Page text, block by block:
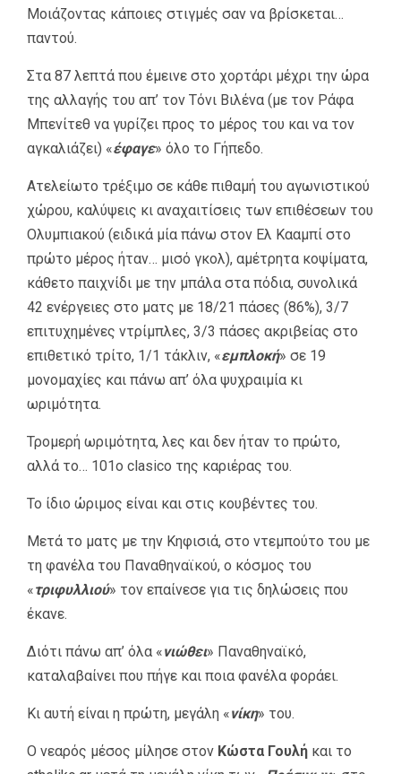
Μοιάζοντας κάποιες στιγμές σαν να βρίσκεται…
παντού.
Στα 87 λεπτά που έμεινε στο χορτάρι μέχρι την ώρα
της αλλαγής του απ’ τον Τόνι Βιλένα (με τον Ράφα
Μπενίτεθ να γυρίζει προς το μέρος του και να τον
αγκαλιάζει) «έφαγε» όλο το Γήπεδο.
Ατελείωτο τρέξιμο σε κάθε πιθαμή του αγωνιστικού
χώρου, καλύψεις κι αναχαιτίσεις των επιθέσεων του
Ολυμπιακού (ειδικά μία πάνω στον Ελ Κααμπί στο
πρώτο μέρος ήταν… μισό γκολ), αμέτρητα κοψίματα,
κάθετο παιχνίδι με την μπάλα στα πόδια, συνολικά
42 ενέργειες στο ματς με 18/21 πάσες (86%), 3/7
επιτυχημένες ντρίμπλες, 3/3 πάσες ακριβείας στο
επιθετικό τρίτο, 1/1 τάκλιν, «εμπλοκή» σε 19
μονομαχίες και πάνω απ’ όλα ψυχραιμία κι
ωριμότητα.
Τρομερή ωριμότητα, λες και δεν ήταν το πρώτο,
αλλά το… 101ο clasico της καριέρας του.
Το ίδιο ώριμος είναι και στις κουβέντες του.
Μετά το ματς με την Κηφισιά, στο ντεμπούτο του με
τη φανέλα του Παναθηναϊκού, ο κόσμος του
«τριφυλλιού» τον επαίνεσε για τις δηλώσεις που
έκανε.
Διότι πάνω απ’ όλα «νιώθει» Παναθηναϊκό,
καταλαβαίνει που πήγε και ποια φανέλα φοράει.
Κι αυτή είναι η πρώτη, μεγάλη «νίκη» του.
Ο νεαρός μέσος μίλησε στον Κώστα Γουλή και το